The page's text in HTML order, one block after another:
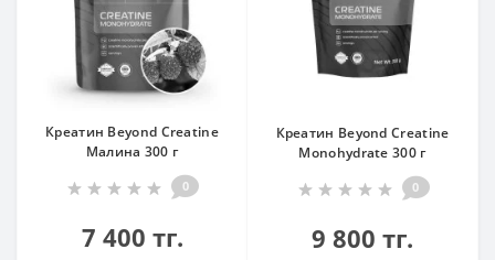
Креатин Beyond Creatine
Малина 300 г
0
7 400 тг.
Креатин Beyond Creatine
Monohydrate 300 г
0
9 800 тг.